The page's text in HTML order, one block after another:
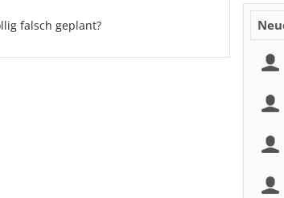
falsch geplant?